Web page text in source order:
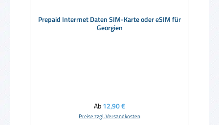
Prepaid Interrnet Daten SIM-Karte oder eSIM für
Georgien
Regulärer Preis:
Ab12,90 €
Preise zzgl. Versandkosten